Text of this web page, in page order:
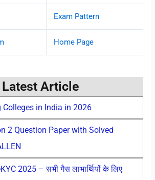
Exam Pattern
Home Page
Latest Article
Colleges in India in 2026
2 Question Paper with Solved
2025 – सभी गैस लाभार्थियों के लिए